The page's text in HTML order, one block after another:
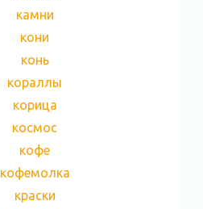
камни
кони
конь
кораллы
корица
космос
кофе
кофемолка
краски